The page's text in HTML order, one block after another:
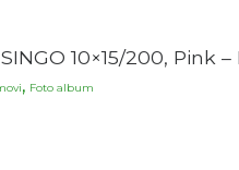
10×15/200, Pink –
, Foto album